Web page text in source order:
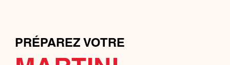
PRÉPAREZ VOTRE